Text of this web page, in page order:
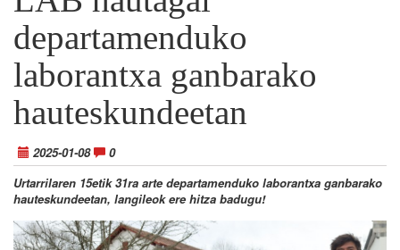
departamenduko
laborantxa ganbarako
hauteskundeetan
2025-01-08
0
Urtarrilaren 15etik 31ra arte departamenduko laborantxa ganbarako
hauteskundeetan, langileok ere hitza badugu!